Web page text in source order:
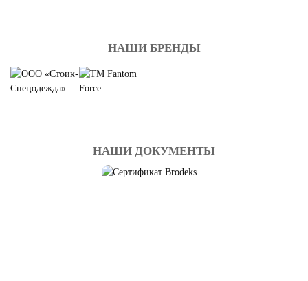
НАШИ БРЕНДЫ
НАШИ ДОКУМЕНТЫ